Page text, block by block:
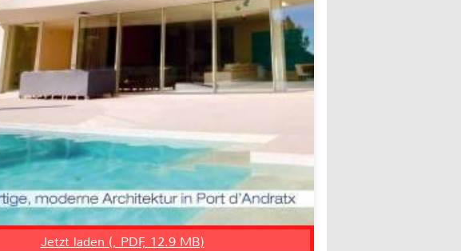
Jetzt laden (, PDF, 12.9 MB)